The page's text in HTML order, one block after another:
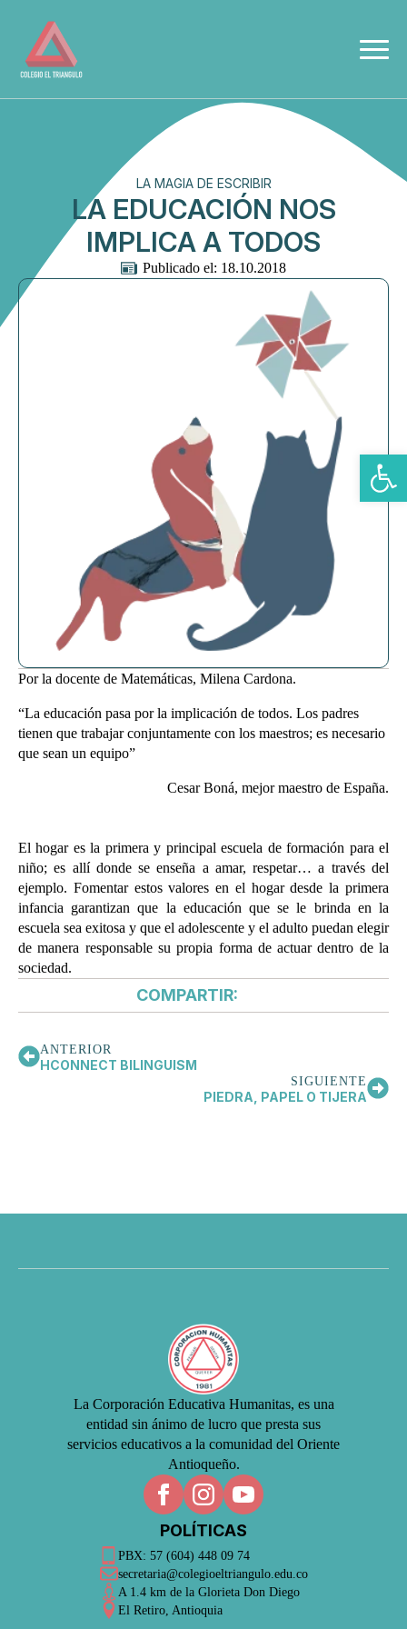
Abrir
LA MAGIA DE ESCRIBIR
LA EDUCACIÓN NOS
IMPLICA A TODOS
Publicado el: 18.10.2018
Por la docente de Matemáticas, Milena Cardona.
“La educación pasa por la implicación de todos. Los padres
tienen que trabajar conjuntamente con los maestros; es necesario
que sean un equipo”
Cesar Boná, mejor maestro de España.
El hogar es la primera y principal escuela de formación para el
niño; es allí donde se enseña a amar, respetar… a través del
ejemplo. Fomentar estos valores en el hogar desde la primera
infancia garantizan que la educación que se le brinda en la
escuela sea exitosa y que el adolescente y el adulto puedan elegir
de manera responsable su propia forma de actuar dentro de la
sociedad.
COMPARTIR:
ANTERIOR
HCONNECT BILINGUISM
SIGUIENTE
PIEDRA, PAPEL O TIJERA
La Corporación Educativa Humanitas, es una
entidad sin ánimo de lucro que presta sus
servicios educativos a la comunidad del Oriente
Antioqueño.
POLÍTICAS
PBX: 57 (604) 448 09 74
secretaria@colegioeltriangulo.edu.co
A 1.4 km de la Glorieta Don Diego
El Retiro, Antioquia